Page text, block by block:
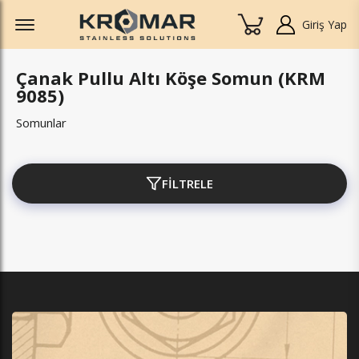
Offcanvas Menu Open
Giriş Yap
Çanak Pullu Altı Köşe Somun (KRM
9085)
Somunlar
FİLTRELE